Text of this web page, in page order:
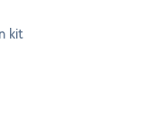
kit